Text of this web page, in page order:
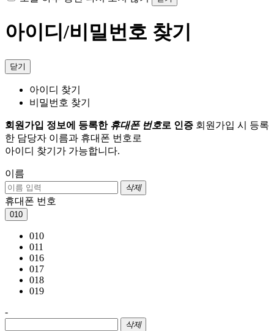
아이디/비밀번호 찾기
닫기
아이디 찾기
비밀번호 찾기
회원가입 정보에 등록한 휴대폰 번호로 인증 회원가입 시 등록
한 담당자 이름과 휴대폰 번호로
아이디 찾기가 가능합니다.
이름
삭제
휴대폰 번호
010
010
011
016
017
018
019
-
삭제